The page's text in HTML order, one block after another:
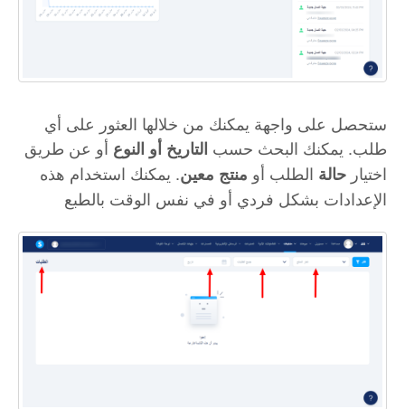
ستحصل على واجهة يمكنك من خلالها العثور على أي
طلب. يمكنك البحث حسب التاريخ أو النوع أو عن طريق
اختيار حالة الطلب أو منتج معين. يمكنك استخدام هذه
الإعدادات بشكل فردي أو في نفس الوقت بالطبع